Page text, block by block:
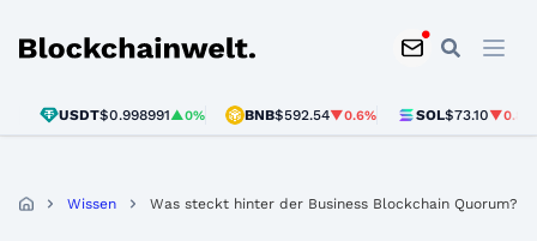
Blockchainwelt
$0.998991▲0% BNB $592.54▼0.6% SOL $73.10▼0.8%
Wissen Was steckt hinter der Business Blockchain Quorum?